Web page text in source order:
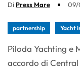
Di Press Mare 09/
partnership Yacht
Piloda Yachting e
accordo di